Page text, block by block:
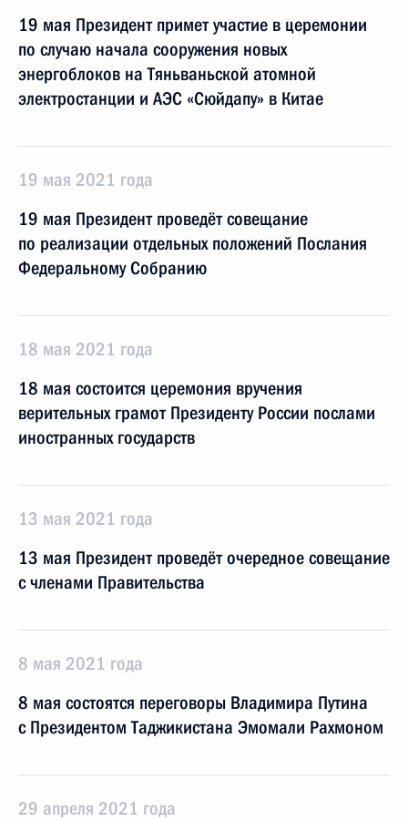
19 мая Президент примет участие в церемонии
по случаю начала сооружения новых
энергоблоков на Тяньваньской атомной
электростанции и АЭС «Сюйдапу» в Китае
19 мая 2021 года
19 мая Президент проведёт совещание
по реализации отдельных положений Послания
Федеральному Собранию
18 мая 2021 года
18 мая состоится церемония вручения
верительных грамот Президенту России послами
иностранных государств
13 мая 2021 года
13 мая Президент проведёт очередное совещание
с членами Правительства
8 мая 2021 года
8 мая состоятся переговоры Владимира Путина
с Президентом Таджикистана Эмомали Рахмоном
29 апреля 2021 года